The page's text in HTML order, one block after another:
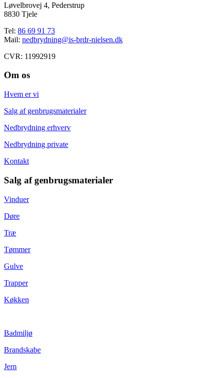
Løvelbrovej 4, Pederstrup
8830 Tjele
Tel: 86 69 91 73
Mail: nedbrydning@is-brdr-nielsen.dk
CVR: 11992919
Om os
Hvem er vi
Salg af genbrugsmaterialer
Nedbrydning erhverv
Nedbrydning private
Kontakt
Salg af genbrugsmaterialer
Vinduer
Døre
Træ
Tømmer
Gulve
Trapper
Køkken
Badmiljø
Brandskabe
Jern